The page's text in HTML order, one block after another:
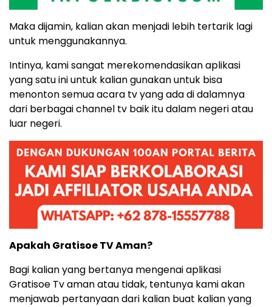
Maka dijamin, kalian akan menjadi lebih tertarik lagi
untuk menggunakannya.
Intinya, kami sangat merekomendasikan aplikasi
yang satu ini untuk kalian gunakan untuk bisa
menonton semua acara tv yang ada di dalamnya
dari berbagai channel tv baik itu dalam negeri atau
luar negeri.
Apakah Gratisoe TV Aman?
Bagi kalian yang bertanya mengenai aplikasi
Gratisoe Tv aman atau tidak, tentunya kami akan
menjawab pertanyaan dari kalian buat kalian yang